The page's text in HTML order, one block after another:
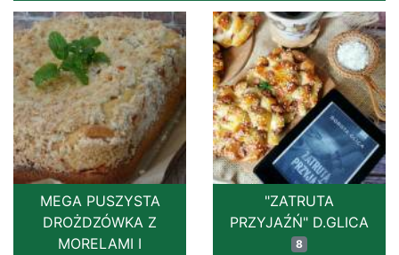
MEGA PUSZYSTA
DROŻDZÓWKA Z
MORELAMI I
"ZATRUTA
PRZYJAŹŃ" D.GLICA
8